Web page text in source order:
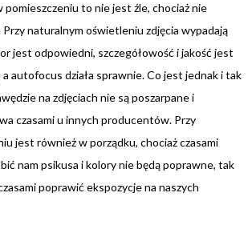
pomieszczeniu to nie jest źle, chociaż nie
naturalnym oświetleniu zdjęcia wypadają
jest odpowiedni, szczegółowość i jakość jest
autofocus działa sprawnie. Co jest jednak i tak
na zdjęciach nie są poszarpane i
czasami u innych producentów. Przy
jest również w porządku, chociaż czasami
nam psikusa i kolory nie będą poprawne, tak
poprawić ekspozycje na naszych